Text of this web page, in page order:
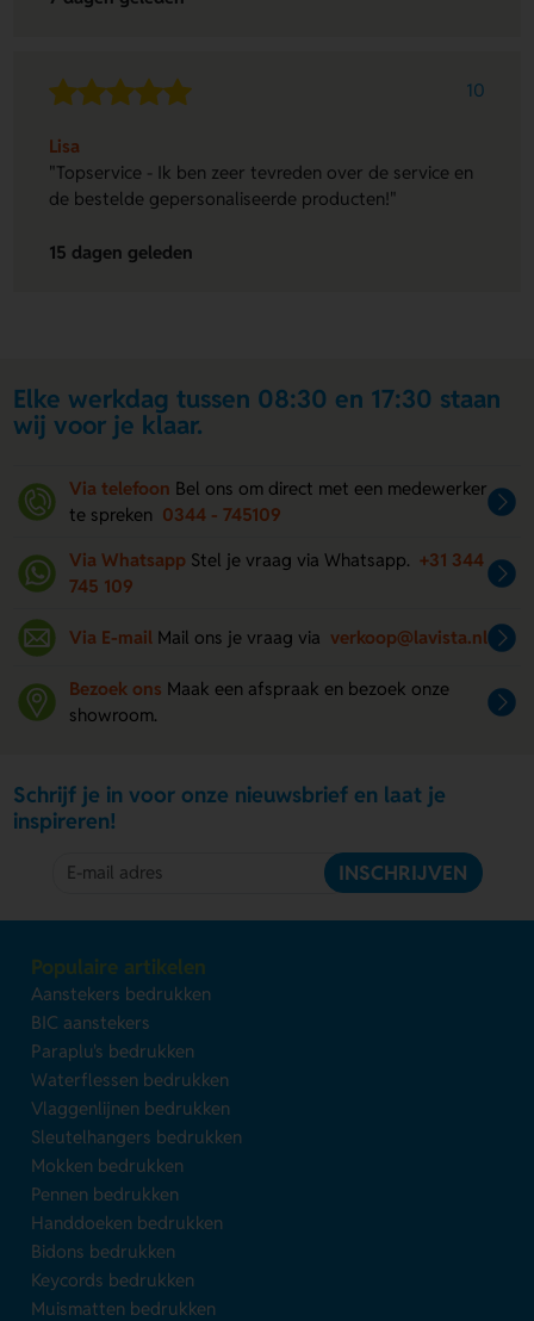
10
Lisa
"Topservice - Ik ben zeer tevreden over de service en
de bestelde gepersonaliseerde producten!"
15 dagen geleden
Elke werkdag tussen 08:30 en 17:30 staan
wij voor je klaar.
Via telefoon Bel ons om direct met een medewerker
te spreken 0344 - 745109
Via Whatsapp Stel je vraag via Whatsapp. +31 344
745 109
Via E-mail Mail ons je vraag via verkoop@lavista.nl
Bezoek ons Maak een afspraak en bezoek onze
showroom.
Schrijf je in voor onze nieuwsbrief en laat je
inspireren!
INSCHRIJVEN
Populaire artikelen
Aanstekers bedrukken
BIC aanstekers
Paraplu's bedrukken
Waterflessen bedrukken
Vlaggenlijnen bedrukken
Sleutelhangers bedrukken
Mokken bedrukken
Pennen bedrukken
Handdoeken bedrukken
Bidons bedrukken
Keycords bedrukken
Muismatten bedrukken